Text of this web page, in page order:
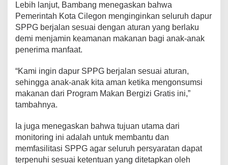
t
a
P
r
o
r
m
M
a
a
B
e
r
Lebih lanjut, Bambang menegaskan bahwa
Pemerintah Kota Cilegon menginginkan seluruh dapur
SPPG berjalan sesuai dengan aturan yang berlaku
demi menjamin keamanan makanan bagi anak-anak
penerima manfaat.
“Kami ingin dapur SPPG berjalan sesuai aturan,
sehingga anak-anak kita aman ketika mengonsumsi
makanan dari Program Makan Bergizi Gratis ini,”
tambahnya.
Ia juga menegaskan bahwa tujuan utama dari
monitoring ini adalah untuk membantu dan
memfasilitasi SPPG agar seluruh persyaratan dapat
terpenuhi sesuai ketentuan yang ditetapkan oleh